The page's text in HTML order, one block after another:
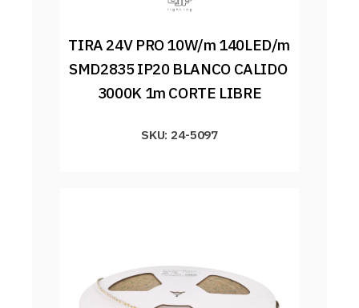
TIRA 24V PRO 10W/m 140LED/m
SMD2835 IP20 BLANCO CALIDO
3000K 1m CORTE LIBRE
SKU: 24-5097